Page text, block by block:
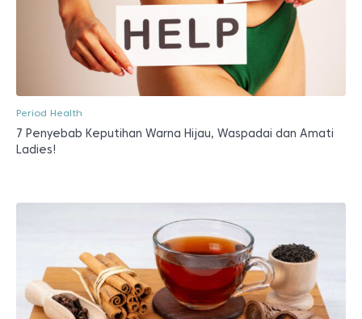
Period Health
7 Penyebab Keputihan Warna Hijau, Waspadai dan Amati
Ladies!